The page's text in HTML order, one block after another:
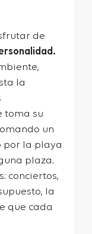
de
la
toma su
un
por la playa
plaza.
conciertos,
la
que cada